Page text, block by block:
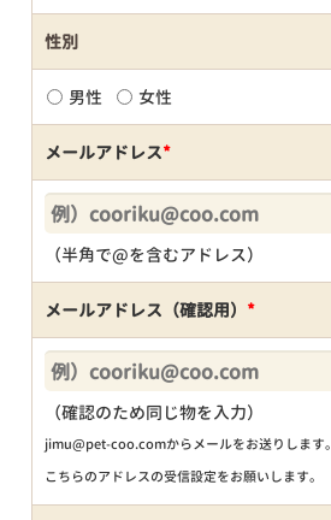
性別
男性 女性
メールアドレス*
（半角で@を含むアドレス）
メールアドレス（確認用） *
（確認のため同じ物を入力）
jimu@pet-coo.comからメールをお送りします。
こちらのアドレスの受信設定をお願いします。